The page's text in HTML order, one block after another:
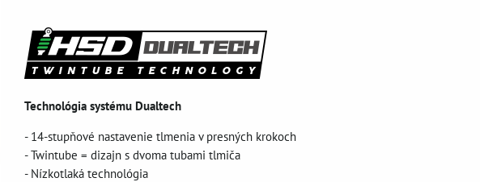
Technológia systému Dualtech
- 14-stupňové nastavenie tlmenia v presných krokoch
- Twintube = dizajn s dvoma tubami tlmiča
- Nízkotlaká technológia